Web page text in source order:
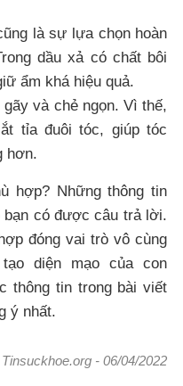
là sự lựa chọn hoàn
dầu xả có chất bôi
ẩm khá hiệu quả.
và chẻ ngọn. Vì thế,
tỉa đuôi tóc, giúp tóc
hơn.
hợp? Những thông tin
bạn có được câu trả lời.
đóng vai trò vô cùng
diện mạo của con
thông tin trong bài viết
ý nhất.
Tinsuckhoe.org -06/04/2022